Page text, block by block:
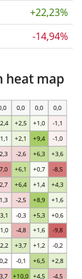
+22,23%
-14,94%
heat map
+10,0 +4,5 -4,5
-0,1 +6,5 +2,8
+3,7 +1,2 -0,2
-4,8 +1,6 -9,8
-0,3 +5,3 +0,6
-2,5 +8,9 +1,6
+6,4 +1,4 +4,3
+6,1 +0,7 -8,5
-2,6 +6,3 +3,6
+2,1 +9,4 -1,0
+2,5 +1,0 -1,1
0,0 0,0 0,0